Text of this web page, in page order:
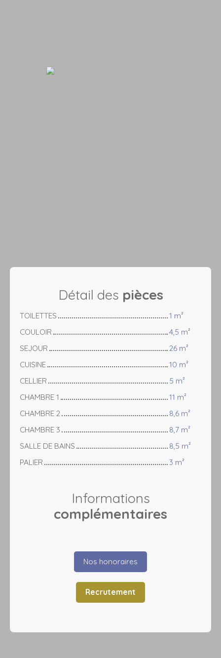
Détail des pièces
TOILETTES
1 m²
COULOIR
4,5 m²
SEJOUR
26 m²
CUISINE
10 m²
CELLIER
5 m²
CHAMBRE 1
11 m²
CHAMBRE 2
8,6 m²
CHAMBRE 3
8,7 m²
SALLE DE BAINS
8,5 m²
PALIER
3 m²
Informations
complémentaires
Nos honoraires
Recrutement